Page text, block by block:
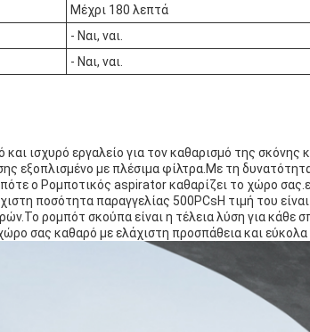
Μέχρι 180 λεπτά
- Ναι, ναι.
- Ναι, ναι.
ισχυρό εργαλείο για τον καθαρισμό της σκόνης
εξοπλισμένο με πλέσιμα φίλτρα.Με τη
ο Ρομποτικός aspirator καθαρίζει το χώρο
ποσότητα παραγγελίας 500PCsΗ τιμή του
ρομπότ σκούπα είναι η τέλεια λύση για κάθε
σας καθαρό με ελάχιστη προσπάθεια και